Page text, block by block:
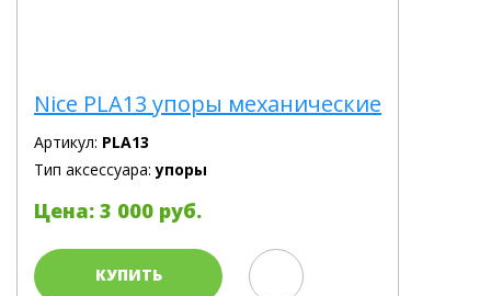
Nice PLA13 упоры механические
Артикул: PLA13
Тип аксессуара:упоры
Цена: 3 000 руб.
КУПИТЬ